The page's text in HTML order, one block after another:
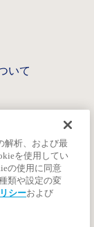
いて
解析、および最
を使用してい
の使用に同意
類や設定の変
シーおよび